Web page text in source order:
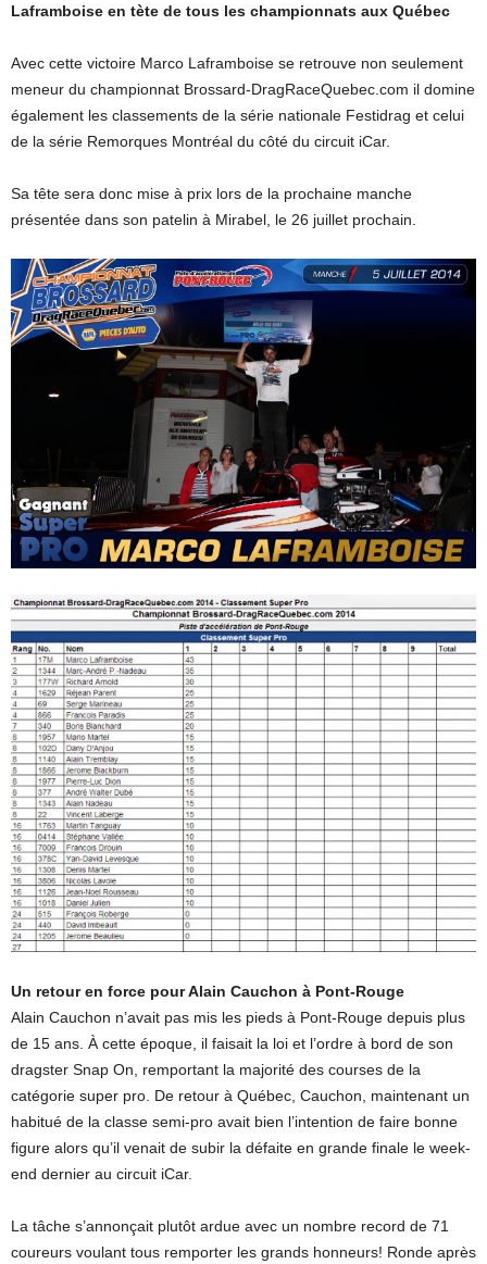
Laframboise en tète de tous les championnats aux Québec
Avec cette victoire Marco Laframboise se retrouve non seulement
meneur du championnat Brossard-DragRaceQuebec.com il domine
également les classements de la série nationale Festidrag et celui
de la série Remorques Montréal du côté du circuit iCar.
Sa tête sera donc mise à prix lors de la prochaine manche
présentée dans son patelin à Mirabel, le 26 juillet prochain.
Un retour en force pour Alain Cauchon à Pont-Rouge
Alain Cauchon n’avait pas mis les pieds à Pont-Rouge depuis plus
de 15 ans. À cette époque, il faisait la loi et l’ordre à bord de son
dragster Snap On, remportant la majorité des courses de la
catégorie super pro. De retour à Québec, Cauchon, maintenant un
habitué de la classe semi-pro avait bien l’intention de faire bonne
figure alors qu’il venait de subir la défaite en grande finale le week-
end dernier au circuit iCar.
La tâche s’annonçait plutôt ardue avec un nombre record de 71
coureurs voulant tous remporter les grands honneurs! Ronde après